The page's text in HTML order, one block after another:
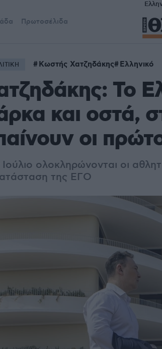
Πρωτοσέλιδα
Κωστής Χατζηδάκης Ελληνικό
Το
και οστά,
οι
ολοκληρώνονται οι
της ΕΓΟ